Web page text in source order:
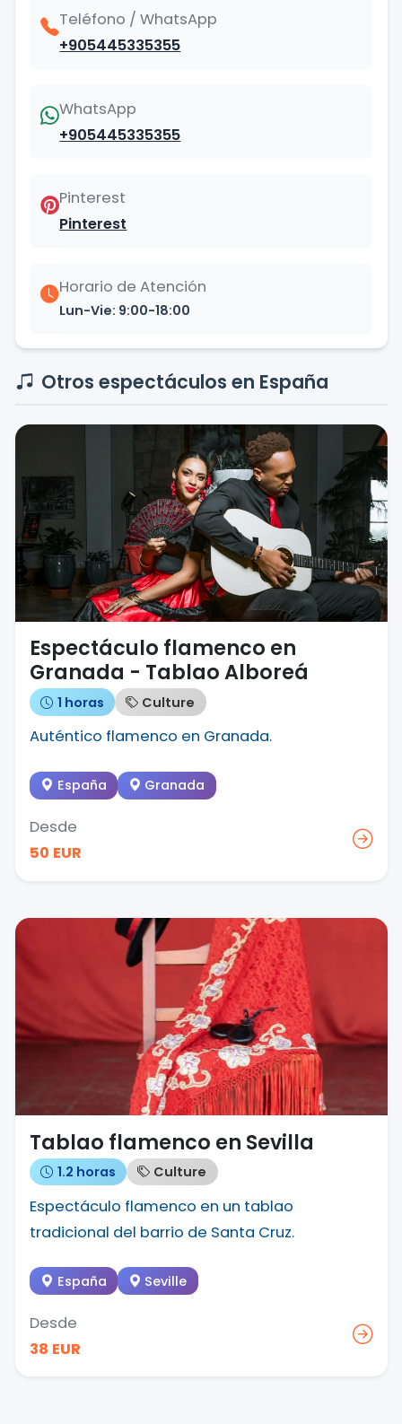
Teléfono / WhatsApp
+905445335355
WhatsApp
+905445335355
Pinterest
Pinterest
Horario de Atención
Lun-Vie: 9:00-18:00
Otros espectáculos en España
Espectáculo flamenco en
Granada - Tablao Alboreá
1 horas Culture
Auténtico flamenco en Granada.
España Granada
Desde
50 EUR
Tablao flamenco en Sevilla
1.2 horas Culture
Espectáculo flamenco en un tablao
tradicional del barrio de Santa Cruz.
España Seville
Desde
38 EUR